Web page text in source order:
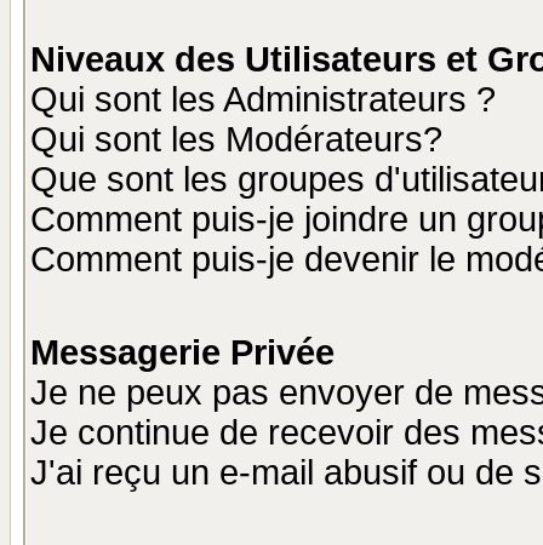
Niveaux des Utilisateurs et
Qui sont les Administrateurs ?
Qui sont les Modérateurs?
Que sont les groupes
Comment puis-je joindre un
Comment puis-je devenir le
Messagerie Privée
Je ne peux pas envoyer de
Je continue de recevoir des
J'ai reçu un e-mail abusif ou de